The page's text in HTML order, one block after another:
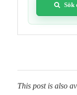
Sök
This post is also